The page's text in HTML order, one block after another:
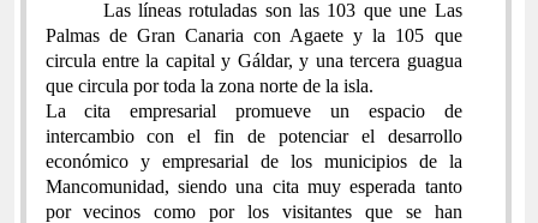
Las líneas rotuladas son las 103 que une Las
Palmas de Gran Canaria con Agaete y la 105 que
circula entre la capital y Gáldar, y una tercera guagua
que circula por toda la zona norte de la isla.
La cita empresarial promueve un espacio de
intercambio con el fin de potenciar el desarrollo
económico y empresarial de los municipios de la
Mancomunidad, siendo una cita muy esperada tanto
por vecinos como por los visitantes que se han